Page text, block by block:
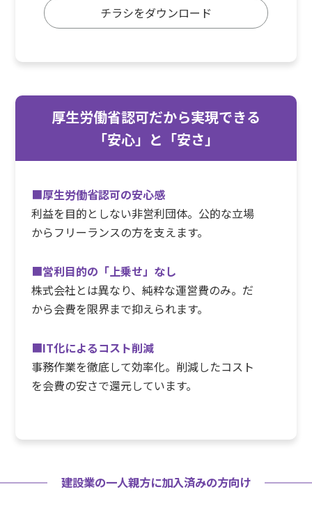
チラシをダウンロード
厚生労働省認可だから実現できる
「安心」と「安さ」
■厚生労働省認可の安心感
利益を目的としない非営利団体。公的な立場
からフリーランスの方を支えます。
■営利目的の「上乗せ」なし
株式会社とは異なり、純粋な運営費のみ。だ
から会費を限界まで抑えられます。
■IT化によるコスト削減
事務作業を徹底して効率化。削減したコスト
を会費の安さで還元しています。
建設業の一人親方に加入済みの方向け